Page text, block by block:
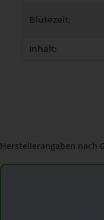
Blütezeit:
Inhalt:
Herstellerangaben nach